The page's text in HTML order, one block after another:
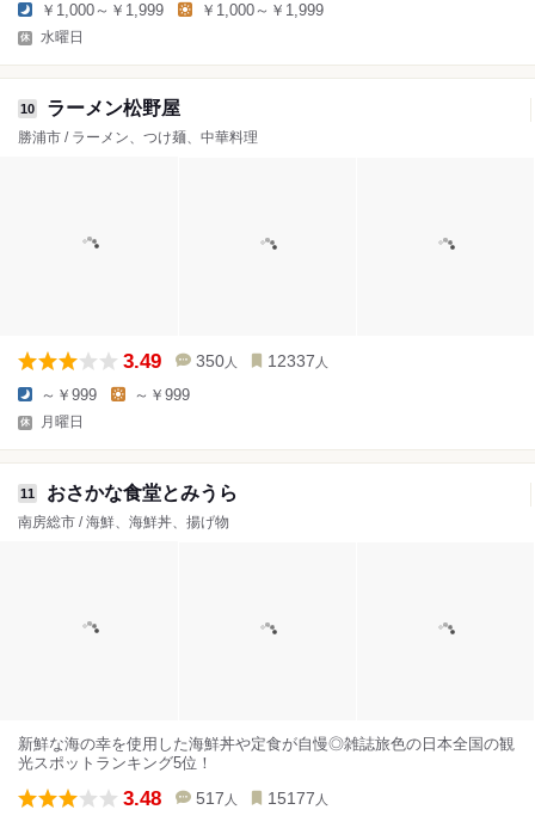
￥1,000～￥1,999 ￥1,000～￥1,999
水曜日
10 ラーメン松野屋
勝浦市 / ラーメン、つけ麺、中華料理
3.49 350 人 12337 人
～￥999 ～￥999
月曜日
11 おさかな食堂とみうら
南房総市 / 海鮮、海鮮丼、揚げ物
新鮮な海の幸を使用した海鮮丼や定食が自慢◎雑誌旅色の日本全国の観
光スポットランキング5位！
3.48 517 人 15177 人